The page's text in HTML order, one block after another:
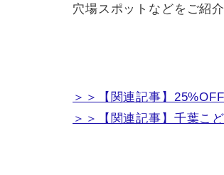
穴場スポットなどをご紹
＞＞【関連記事】
＞＞【関連記事】千葉こ